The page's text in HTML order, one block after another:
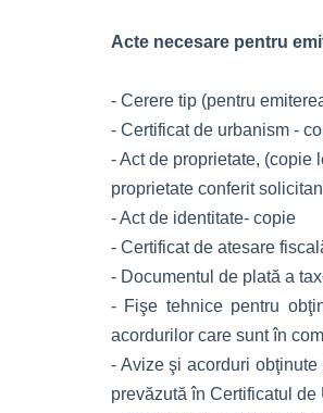
Acte necesare pentru
- Cerere tip (pentru
- Certificat de urbanism -
- Act de proprietate,
proprietate conferit
- Act de identitate- copie
- Certificat de atesare
- Documentul de plată a
- Fişe tehnice pentru
acordurilor care sunt în
- Avize şi acorduri
prevăzută în Certificatul